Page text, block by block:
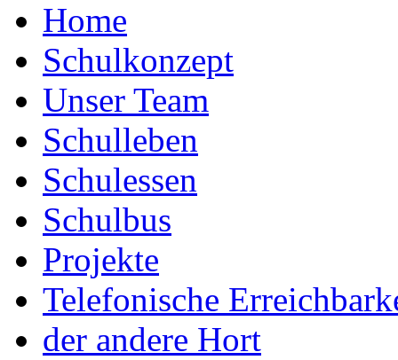
Home
Schulkonzept
Unser Team
Schulleben
Schulessen
Schulbus
Projekte
Telefonische
der andere Hort